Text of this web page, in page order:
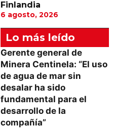
Finlandia
6 agosto, 2026
Lo más leído
Gerente general de
Minera Centinela: “El uso
de agua de mar sin
desalar ha sido
fundamental para el
desarrollo de la
compañía”